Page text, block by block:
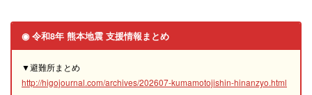
◉ 令和8年 熊本地震 支援情報まとめ
▼避難所まとめ
http://higojournal.com/archives/202607-kumamotojishin-hinanzyo.html